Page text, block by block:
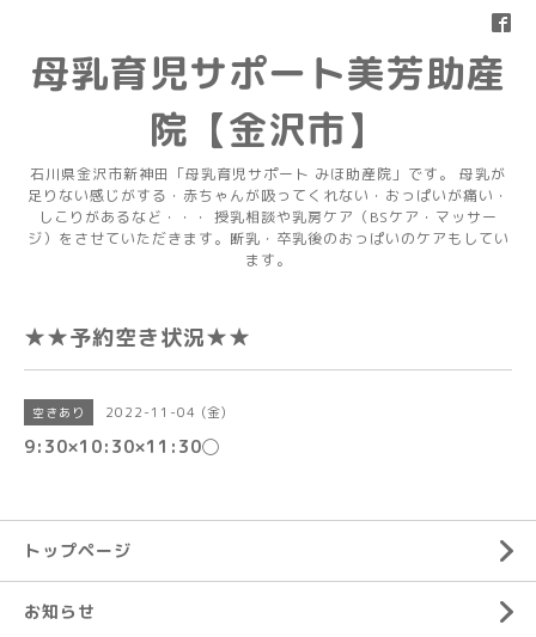
母乳育児サポート美芳助産
院【金沢市】
石川県金沢市新神田「母乳育児サポート みほ助産院」です。 母乳が
足りない感じがする・赤ちゃんが吸ってくれない・おっぱいが痛い・
しこりがあるなど・・・ 授乳相談や乳房ケア（BSケア・マッサー
ジ）をさせていただきます。断乳・卒乳後のおっぱいのケアもしてい
ます。
★★予約空き状況★★
空きあり 2022-11-04 (金)
9:30×10:30×11:30◯
トップページ
お知らせ